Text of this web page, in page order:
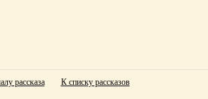
рассказа К списку рассказов